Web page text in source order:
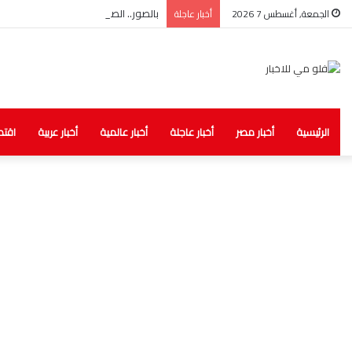
الجمعة, أغسطس 7 2026 أخبار عاجلة بالصور.. الصحة: ضبط مخزن غير مرخص
الرئيسية أخبار مصر أخبار عاجلة أخبار عالمية أخبار عربية